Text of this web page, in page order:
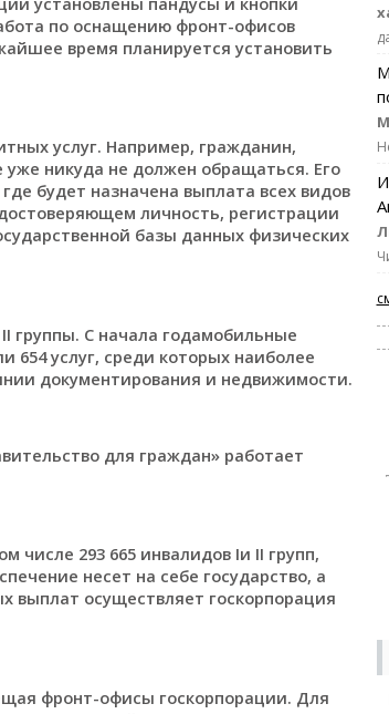
по оснащению фронт-офисов
время планируется установить
услуг. Например, гражданин,
никуда не должен обращаться. Его
будет назначена выплата всех видов
личность, регистрации
базы данных физических
группы. С начала годамобильные
654 услуг, среди которых наиболее
документирования и недвижимости.
для граждан» работает
числе 293 665 инвалидов Iи II групп,
несет на себе государство, а
выплат осуществляет госкорпорация
фронт-офисы госкорпорации. Для